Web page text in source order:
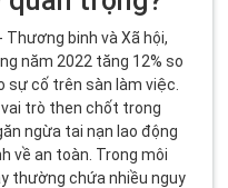
Thương binh và Xã hội,
năm 2022 tăng 12% so
sự cố trên sàn làm việc.
trò then chốt trong
ngừa tai nạn lao động
về an toàn. Trong môi
thường chứa nhiều nguy